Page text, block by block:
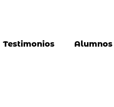
Testimonios Alumnos